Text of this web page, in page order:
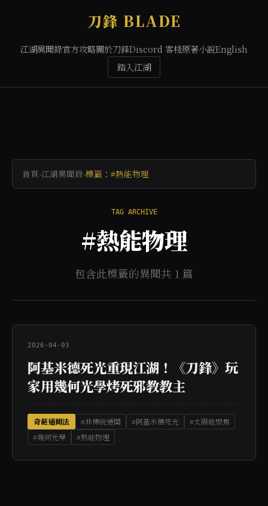
刀鋒 BLADE
江湖異聞錄官方攻略關於刀鋒Discord 客棧原著小說English
踏入江湖
首頁›江湖異聞錄›標籤：#熱能物理
TAG ARCHIVE
#熱能物理
包含此標籤的異聞共 1 篇
2026-04-03
阿基米德死光重現江湖！《刀鋒》玩
家用幾何光學烤死邪教教主
奇葩通關法 #非傳統通關 #阿基米德死光
#太陽能聚焦
#幾何光學
#熱能物理